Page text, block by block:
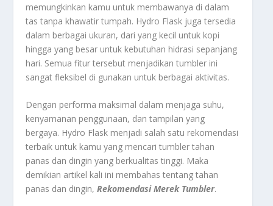
memungkinkan kamu untuk membawanya di dalam
tas tanpa khawatir tumpah. Hydro Flask juga tersedia
dalam berbagai ukuran, dari yang kecil untuk kopi
hingga yang besar untuk kebutuhan hidrasi sepanjang
hari. Semua fitur tersebut menjadikan tumbler ini
sangat fleksibel di gunakan untuk berbagai aktivitas.
Dengan performa maksimal dalam menjaga suhu,
kenyamanan penggunaan, dan tampilan yang
bergaya. Hydro Flask menjadi salah satu rekomendasi
terbaik untuk kamu yang mencari tumbler tahan
panas dan dingin yang berkualitas tinggi. Maka
demikian artikel kali ini membahas tentang tahan
panas dan dingin,Rekomendasi Merek Tumbler.